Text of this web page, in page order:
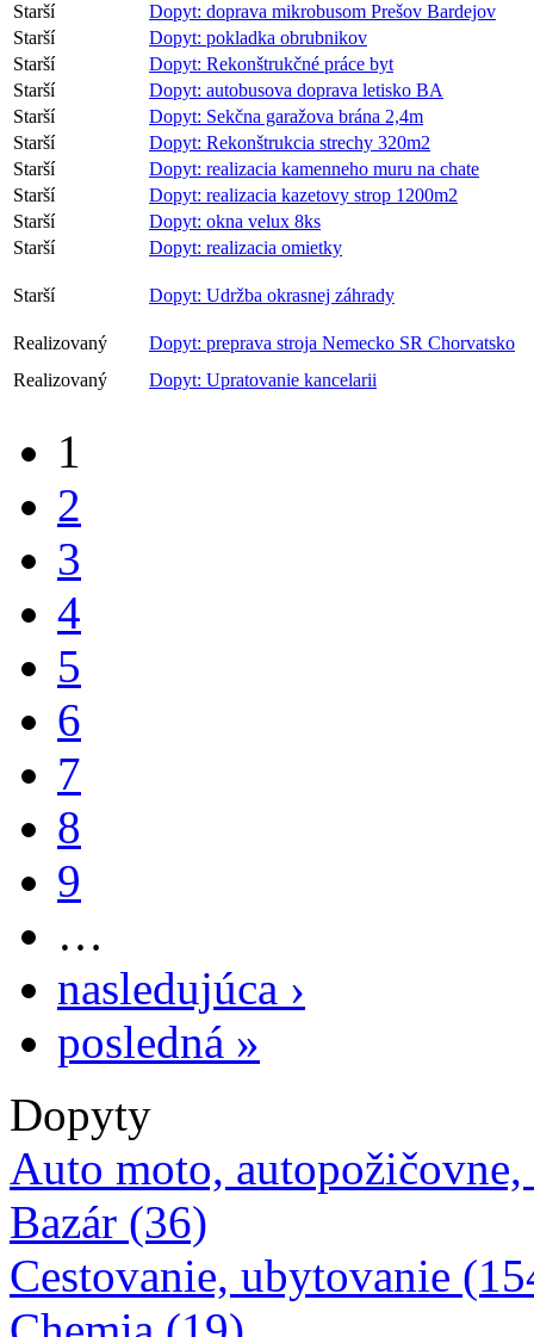
Starší
Dopyt: doprava mikrobusom Prešov Bardejov
Starší
Dopyt: pokladka obrubnikov
Starší
Dopyt: Rekonštrukčné práce byt
Starší
Dopyt: autobusova doprava letisko BA
Starší
Dopyt: Sekčna garažova brána 2,4m
Starší
Dopyt: Rekonštrukcia strechy 320m2
Starší
Dopyt: realizacia kamenneho muru na chate
Starší
Dopyt: realizacia kazetovy strop 1200m2
Starší
Dopyt: okna velux 8ks
Starší
Dopyt: realizacia omietky
Starší Dopyt: Udržba okrasnej záhrady
Realizovaný
Dopyt: preprava stroja Nemecko SR Chorvatsko
Realizovaný
Dopyt: Upratovanie kancelarii
1
2
3
4
5
6
7
8
9
…
nasledujúca ›
posledná »
Dopyty
Auto moto,
Bazár (36)
Cestovanie, ubytovanie